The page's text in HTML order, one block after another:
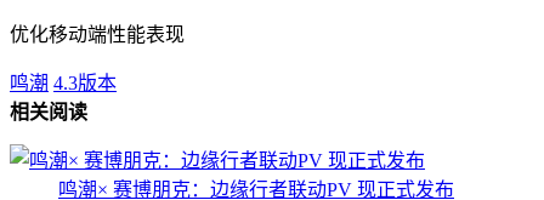
优化移动端性能表现
鸣潮 4.3版本
相关阅读
鸣潮× 赛博朋克：边缘行者联动PV 现正式发布